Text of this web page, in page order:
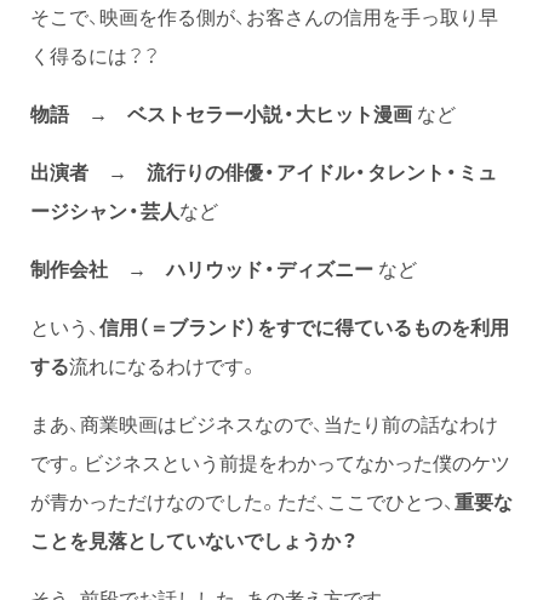
そこで、映画を作る側が、お客さんの信用を手っ取り早
く得るには？？
物語 → ベストセラー小説・大ヒット漫画 など
出演者 → 流行りの俳優・アイドル・タレント・ミュ
ージシャン・芸人など
制作会社 → ハリウッド・ディズニー など
という、信用（＝ブランド）をすでに得ているものを利用
する流れになるわけです。
まあ、商業映画はビジネスなので、当たり前の話なわけ
です。ビジネスという前提をわかってなかった僕のケツ
が青かっただけなのでした。ただ、ここでひとつ、重要な
ことを見落としていないでしょうか？